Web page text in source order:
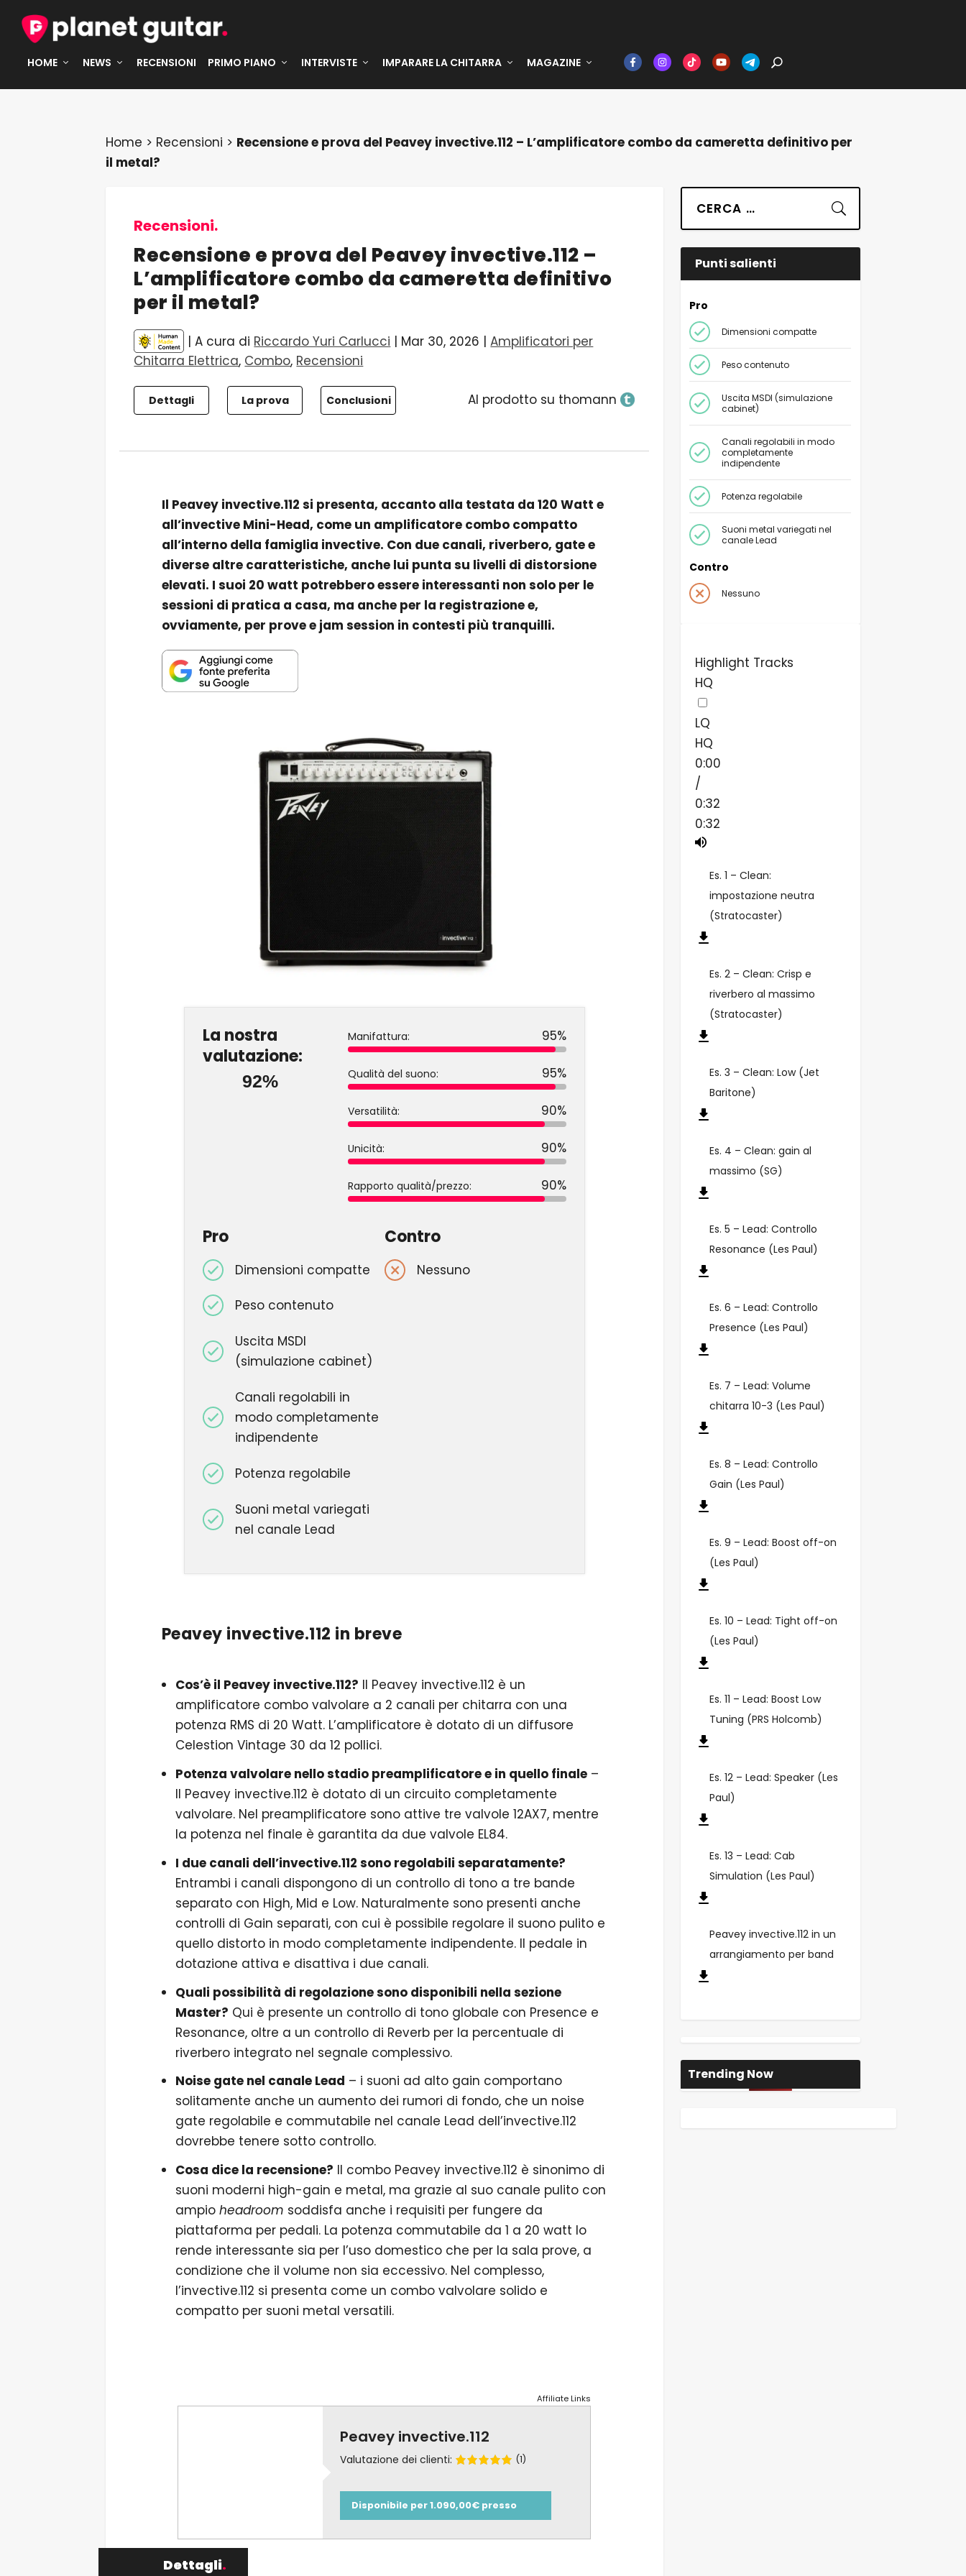
HOME NEWS RECENSIONI PRIMO PIANO INTERVISTE IMPARARE LA CHITARRA MAGAZINE
Home > Recensioni > Recensione e prova del Peavey invective.112 – L’amplificatore combo da cameretta definitivo per
il metal?
Recensioni.
Recensione e prova del Peavey invective.112 –
L’amplificatore combo da cameretta definitivo
per il metal?
| A cura di Riccardo Yuri Carlucci | Mar 30, 2026 |Amplificatori per
Chitarra Elettrica, Combo, Recensioni
Dettagli La prova Conclusioni Al prodotto su thomann
Il Peavey invective.112 si presenta, accanto alla testata da 120 Watt e
all’invective Mini-Head, come un amplificatore combo compatto
all’interno della famiglia invective. Con due canali, riverbero, gate e
diverse altre caratteristiche, anche lui punta su livelli di distorsione
elevati. I suoi 20 watt potrebbero essere interessanti non solo per le
sessioni di pratica a casa, ma anche per la registrazione e,
ovviamente, per prove e jam session in contesti più tranquilli.
La nostra
valutazione:
92%
Manifattura: 95%
Qualità del suono: 95%
Versatilità: 90%
Unicità: 90%
Rapporto qualità/prezzo: 90%
Pro
Dimensioni compatte
Peso contenuto
Uscita MSDI
(simulazione cabinet)
Canali regolabili in
modo completamente
indipendente
Potenza regolabile
Suoni metal variegati
nel canale Lead
Contro
Nessuno
Peavey invective.112 in breve
Cos’è il Peavey invective.112? Il Peavey invective.112 è un
amplificatore combo valvolare a 2 canali per chitarra con una
potenza RMS di 20 Watt. L’amplificatore è dotato di un diffusore
Celestion Vintage 30 da 12 pollici.
Potenza valvolare nello stadio preamplificatore e in quello finale–
Il Peavey invective.112 è dotato di un circuito completamente
valvolare. Nel preamplificatore sono attive tre valvole 12AX7, mentre
la potenza nel finale è garantita da due valvole EL84.
I due canali dell’invective.112 sono regolabili separatamente?
Entrambi i canali dispongono di un controllo di tono a tre bande
separato con High, Mid e Low. Naturalmente sono presenti anche
controlli di Gain separati, con cui è possibile regolare il suono pulito e
quello distorto in modo completamente indipendente. Il pedale in
dotazione attiva e disattiva i due canali.
Quali possibilità di regolazione sono disponibili nella sezione
Master? Qui è presente un controllo di tono globale con Presence e
Resonance, oltre a un controllo di Reverb per la percentuale di
riverbero integrato nel segnale complessivo.
Noise gate nel canale Lead – i suoni ad alto gain comportano
solitamente anche un aumento dei rumori di fondo, che un noise
gate regolabile e commutabile nel canale Lead dell’invective.112
dovrebbe tenere sotto controllo.
Cosa dice la recensione? Il combo Peavey invective.112 è sinonimo di
suoni moderni high-gain e metal, ma grazie al suo canale pulito con
ampio headroom soddisfa anche i requisiti per fungere da
piattaforma per pedali. La potenza commutabile da 1 a 20 watt lo
rende interessante sia per l’uso domestico che per la sala prove, a
condizione che il volume non sia eccessivo. Nel complesso,
l’invective.112 si presenta come un combo valvolare solido e
compatto per suoni metal versatili.
Affiliate Links
Peavey invective.112
Valutazione dei clienti: (1)
Disponibile per 1.090,00€ presso
Dettagli.
Suchen
Punti salienti
Pro
Dimensioni compatte
Peso contenuto
Uscita MSDI (simulazione
cabinet)
Canali regolabili in modo
completamente
indipendente
Potenza regolabile
Suoni metal variegati nel
canale Lead
Contro
Nessuno
Highlight Tracks
HQ
LQ
HQ
0:00
/
0:32
0:32
Es. 1 – Clean:
impostazione neutra
(Stratocaster)
Es. 2 – Clean: Crisp e
riverbero al massimo
(Stratocaster)
Es. 3 – Clean: Low (Jet
Baritone)
Es. 4 – Clean: gain al
massimo (SG)
Es. 5 – Lead: Controllo
Resonance (Les Paul)
Es. 6 – Lead: Controllo
Presence (Les Paul)
Es. 7 – Lead: Volume
chitarra 10-3 (Les Paul)
Es. 8 – Lead: Controllo
Gain (Les Paul)
Es. 9 – Lead: Boost off-on
(Les Paul)
Es. 10 – Lead: Tight off-on
(Les Paul)
Es. 11 – Lead: Boost Low
Tuning (PRS Holcomb)
Es. 12 – Lead: Speaker (Les
Paul)
Es. 13 – Lead: Cab
Simulation (Les Paul)
Peavey invective.112 in un
arrangiamento per band
Trending Now